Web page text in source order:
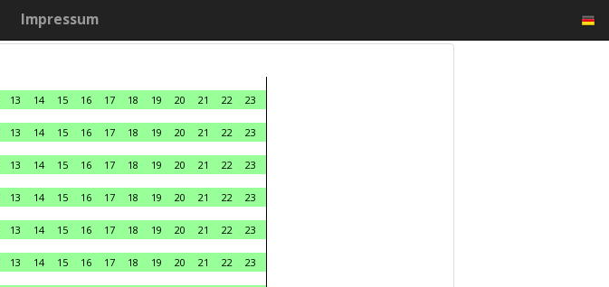
Impressum
13 14 15 16 17 18 19 20 21 22
23
13 14 15 16 17 18 19 20 21 22
23
13 14 15 16 17 18 19 20 21 22
23
13 14 15 16 17 18 19 20 21 22
23
13 14 15 16 17 18 19 20 21 22
23
13 14 15 16 17 18 19 20 21 22
23